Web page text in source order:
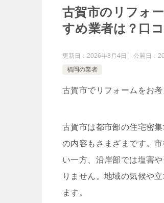
古賀市のリフォ
すめ業者は？口
更新日： 2026年8月4日 公開日：
福岡の業者
古賀市でリフォームをお
古賀市は都市部の住宅密
の内容もさまざまです。
い一方、沿岸部では塩害
りません。地域の気候や
ます。